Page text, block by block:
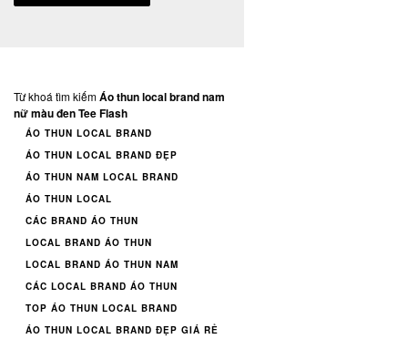
Từ khoá tìm kiếmÁo thun local brand nam
nữ màu đen Tee Flash
ÁO THUN LOCAL BRAND
ÁO THUN LOCAL BRAND ĐẸP
ÁO THUN NAM LOCAL BRAND
ÁO THUN LOCAL
CÁC BRAND ÁO THUN
LOCAL BRAND ÁO THUN
LOCAL BRAND ÁO THUN NAM
CÁC LOCAL BRAND ÁO THUN
TOP ÁO THUN LOCAL BRAND
ÁO THUN LOCAL BRAND ĐẸP GIÁ RẺ